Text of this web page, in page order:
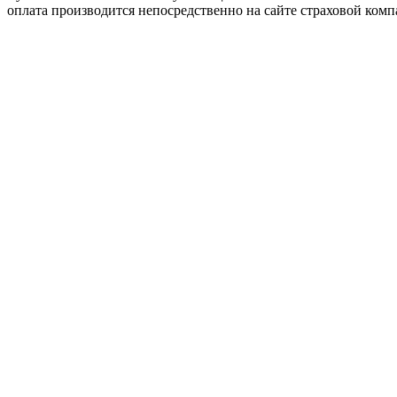
оплата производится непосредственно на сайте страховой